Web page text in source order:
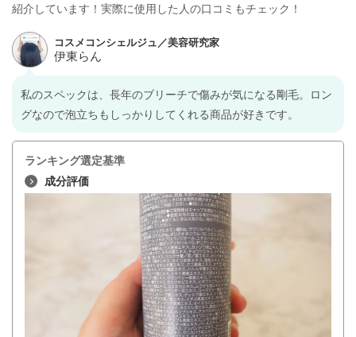
紹介しています！実際に使用した人の口コミもチェック！
私のスペックは、長年のブリーチで傷みが気になる剛毛。ロン
グなので泡立ちもしっかりしてくれる商品が好きです。
ランキング選定基準
成分評価